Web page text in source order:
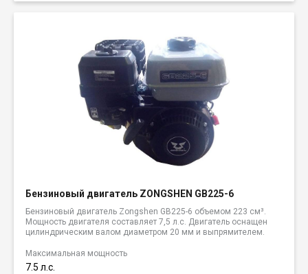
Бензиновый двигатель ZONGSHEN GB225-6
Бензиновый двигатель Zongshen GB225-6 объемом 223 см³.
Мощность двигателя составляет 7,5 л.с. Двигатель оснащен
цилиндрическим валом диаметром 20 мм и выпрямителем.
Максимальная мощность
7.5 л.с.